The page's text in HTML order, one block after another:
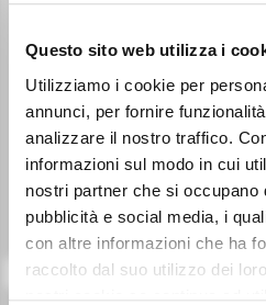
Questo sito web utilizza i
Utilizziamo i cookie per
annunci, per fornire
analizzare il nostro traffico.
informazioni sul modo in cui
nostri partner che si occupano
pubblicità e social media, i
con altre informazioni che ha
raccolto dal suo utilizzo dei
€ 16,50
Dettagli